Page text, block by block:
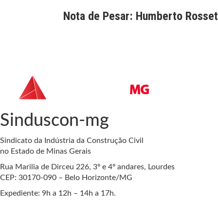
Nota de Pesar: Humberto
Sinduscon-mg
Sindicato da Indústria da Construção Civil
no Estado de Minas Gerais
Rua Marilia de Dirceu 226, 3º e 4º andares, Lourdes
CEP: 30170-090 – Belo Horizonte/MG
Expediente: 9h a 12h – 14h a 17h.